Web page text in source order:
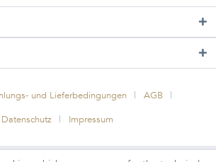
und Lieferbedingungen
AGB
Datenschutz
Impressum